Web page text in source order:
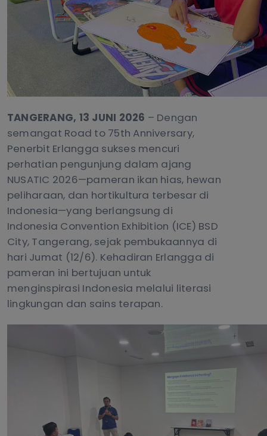
TANGERANG, 13 JUNI 2026 – Dengan
semangat Road to 75th Anniversary,
Penerbit Erlangga sukses mencuri
perhatian pengunjung dalam ajang
NUSATIC 2026—pameran ikan hias, hewan
peliharaan, dan hortikultura terbesar di
Indonesia—yang berlangsung di
Indonesia Convention Exhibition (ICE) BSD
City, Tangerang, sejak pembukaannya di
hari Jumat (12/6). Kehadiran Erlangga di
pameran ini bertujuan untuk
menginspirasi Indonesia melalui literasi
lingkungan dan sains terapan.